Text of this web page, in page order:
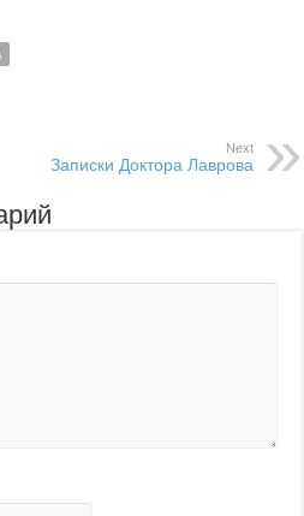
Next
Записки Доктора Лаврова